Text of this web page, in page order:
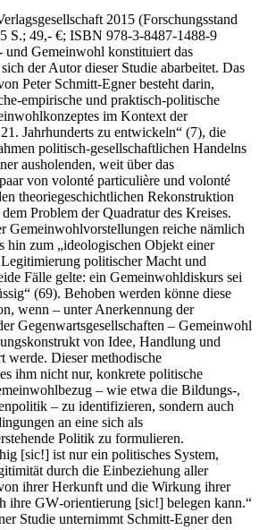
2015 (Forschungsstand
S.; 49,- €; ISBN 978-3-8487-1488-9
und Gemeinwohl konstituiert das
der Autor dieser Studie abarbeitet. Das
Peter Schmitt‑Egner besteht darin,
und praktisch‑politische
im Kontext der
Jahrhunderts zu entwickeln“ (7), die
politisch‑gesellschaftlichen Handelns
ausholenden, weit über das
von volonté particulière und volonté
theoriegeschichtlichen Rekonstruktion
Problem der Quadratur des Kreises.
Gemeinwohlvorstellungen reiche nämlich
hin zum „ideologischen Objekt einer
politischer Macht und
Fälle gelte: ein Gemeinwohldiskurs sei
(69). Behoben werden könne diese
wenn – unter Anerkennung der
Gegenwartsgesellschaften – Gemeinwohl
von Idee, Handlung und
werde. Dieser methodische
ihm nicht nur, konkrete politische
– wie etwa die Bildungs‑,
– zu identifizieren, sondern auch
an eine sich als
Politik zu formulieren.
[sic!] ist nur ein politisches System,
durch die Einbeziehung aller
ihrer Herkunft und die Wirkung ihrer
ihre GW‑orientierung [sic!] belegen kann.“
Studie unternimmt Schmitt‑Egner den